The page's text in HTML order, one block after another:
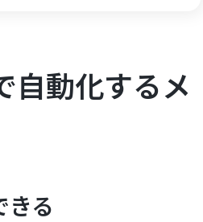
自動化するメ
きる